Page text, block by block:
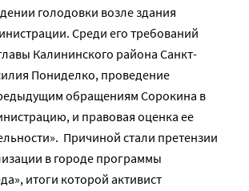
голодовки возле здания
Среди его требований
Калининского района Санкт-
Пониделко, проведение
обращениям Сорокина в
и правовая оценка ее
Причиной стали претензии
в городе программы
итоги которой активист